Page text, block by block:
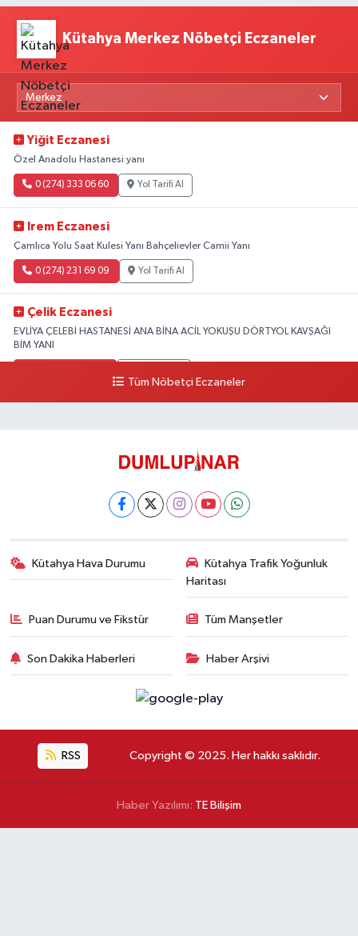
Kütahya Merkez Nöbetçi Eczaneler
Yiğit Eczanesi
Özel Anadolu Hastanesi yanı
0 (274) 333 06 60 Yol Tarifi Al
Irem Eczanesi
Çamlıca Yolu Saat Kulesi Yanı Bahçelievler Camii Yanı
0 (274) 231 69 09 Yol Tarifi Al
Çelik Eczanesi
EVLİYA ÇELEBİ HASTANESİ ANA BİNA ACİL YOKUŞU DÖRTYOL KAVŞAĞI
BİM YANI
Tüm Nöbetçi Eczaneler
Kütahya Hava Durumu
Kütahya Trafik Yoğunluk
Haritası
Puan Durumu ve Fikstür Tüm Manşetler
Son Dakika Haberleri Haber Arşivi
RSS Copyright © 2025. Her hakkı saklıdır.
Haber Yazılımı: TE Bilişim